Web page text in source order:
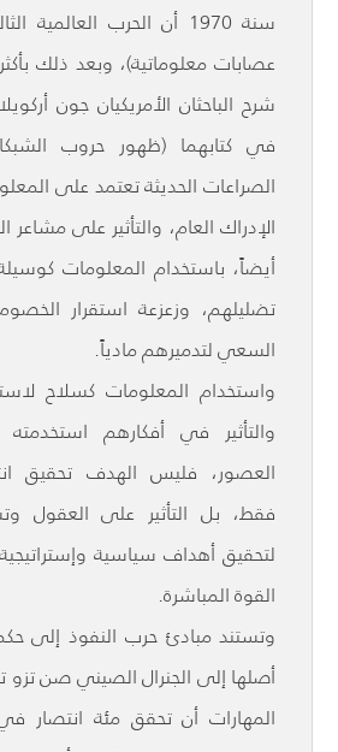
سنة 1970 أن الحرب العالمية
عصابات معلوماتية)، وبعد ذلك بأكثر
شرح الباحثان الأمريكيان جون
في كتابهما (ظهور حروب
الصراعات الحديثة تعتمد على
الإدراك العام، والتأثير على مشاعر
أيضاً، باستخدام المعلومات
تضليلهم، وزعزعة استقرار
السعي لتدميرهم مادياً.
واستخدام المعلومات كسلاح
والتأثير في أفكارهم
العصور، فليس الهدف تحقيق
فقط، بل التأثير على العقول
لتحقيق أهداف سياسية
القوة المباشرة.
وتستند مبادئ حرب النفوذ إلى
أصلها إلى الجنرال الصيني صن تزو
المهارات أن تحقق مئة انتصار